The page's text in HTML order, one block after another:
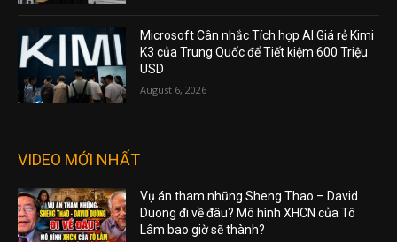
Microsoft Cân nhắc Tích hợp AI Giá rẻ Kimi
K3 của Trung Quốc để Tiết kiệm 600 Triệu
USD
August 6, 2026
VIDEO MỚI NHẤT
Vụ án tham nhũng Sheng Thao – David
Duong đi về đâu? Mô hình XHCN của Tô
Lâm bao giờ sẽ thành?